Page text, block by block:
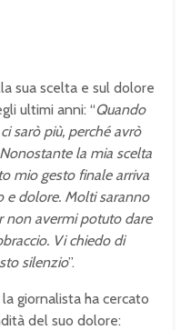
sua scelta e sul dolore
ultimi anni: “Quando
sarò più, perché avrò
la mia scelta
mio gesto finale arriva
e dolore. Molti saranno
non avermi potuto dare
Vi chiedo di
silenzio”.
giornalista ha cercato
del suo dolore: